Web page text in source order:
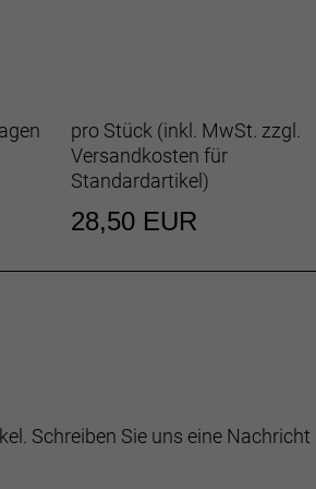
pro Stück (inkl. MwSt. zzgl.
Versandkosten für
Standardartikel)
28,50 EUR
Schreiben Sie uns eine Nachricht